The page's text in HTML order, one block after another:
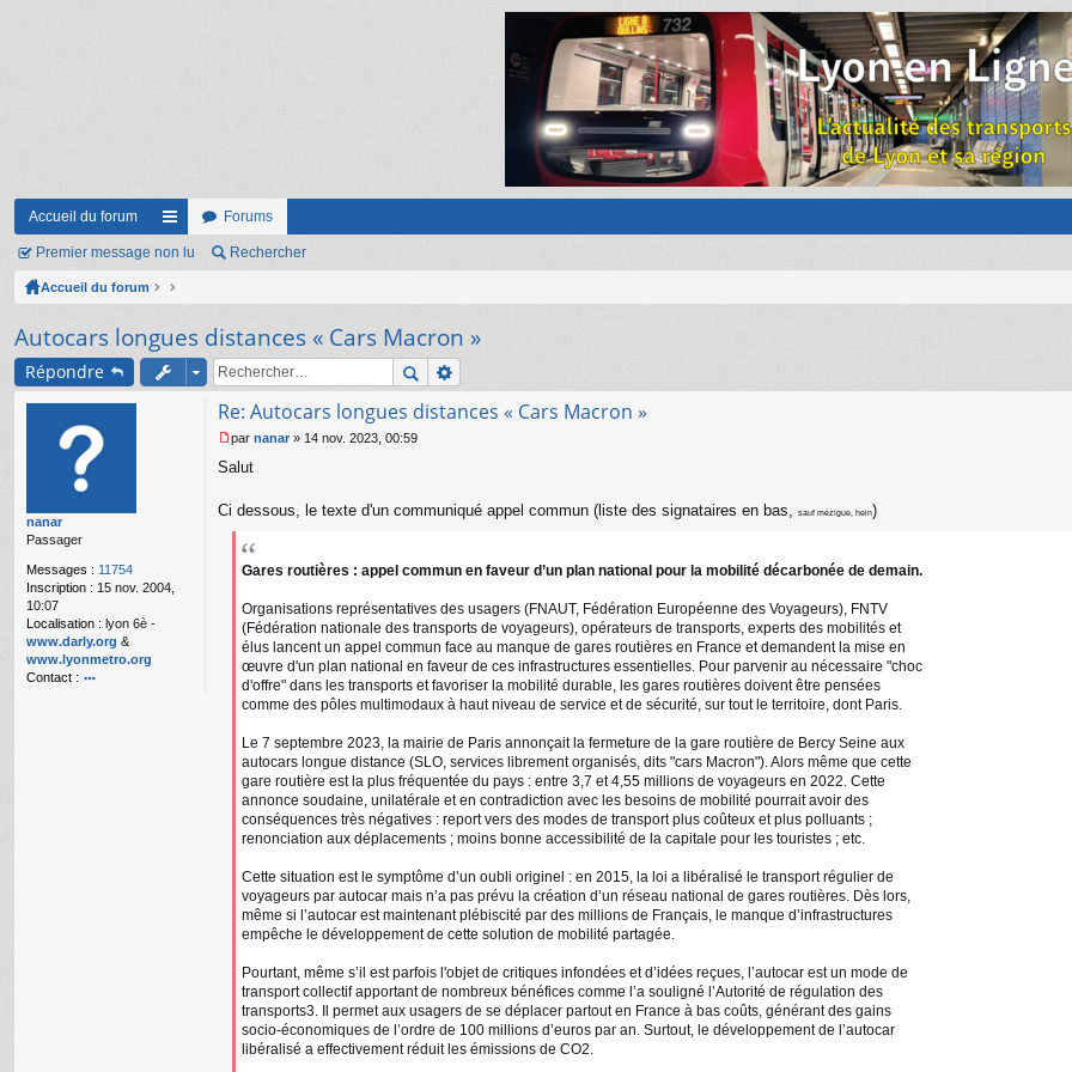
Accueil du forum
ac
co
ci
s
Forums
Premier message non lu Rechercher
Accueil du forum
Autocars longues distances « Cars Macron »
Répondre
nanar
Passager
Messages : 11754
Inscription : 15 nov. 2004,
10:07
Localisation : lyon 6è -
www.darly.org &
www.lyonmetro.org
Contact :
Re: Autocars longues distances « Cars Macron »
e
par nanar » 14 nov. 2023, 00:59
Salut
Ci dessous, le texte d'un communiqué appel commun (liste des signataires en bas, sauf mézigue, hein)
Gares routières : appel commun en faveur d’un plan national pour la mobilité décarbonée de demain.
Organisations représentatives des usagers (FNAUT, Fédération Européenne des Voyageurs), FNTV
(Fédération nationale des transports de voyageurs), opérateurs de transports, experts des mobilités et
élus lancent un appel commun face au manque de gares routières en France et demandent la mise en
œuvre d'un plan national en faveur de ces infrastructures essentielles. Pour parvenir au nécessaire "choc
d'offre" dans les transports et favoriser la mobilité durable, les gares routières doivent être pensées
comme des pôles multimodaux à haut niveau de service et de sécurité, sur tout le territoire, dont Paris.
Le 7 septembre 2023, la mairie de Paris annonçait la fermeture de la gare routière de Bercy Seine aux
autocars longue distance (SLO, services librement organisés, dits "cars Macron"). Alors même que cette
gare routière est la plus fréquentée du pays : entre 3,7 et 4,55 millions de voyageurs en 2022. Cette
annonce soudaine, unilatérale et en contradiction avec les besoins de mobilité pourrait avoir des
conséquences très négatives : report vers des modes de transport plus coûteux et plus polluants ;
renonciation aux déplacements ; moins bonne accessibilité de la capitale pour les touristes ; etc.
Cette situation est le symptôme d’un oubli originel : en 2015, la loi a libéralisé le transport régulier de
voyageurs par autocar mais n’a pas prévu la création d’un réseau national de gares routières. Dès lors,
même si l’autocar est maintenant plébiscité par des millions de Français, le manque d’infrastructures
empêche le développement de cette solution de mobilité partagée.
Pourtant, même s’il est parfois l'objet de critiques infondées et d’idées reçues, l’autocar est un mode de
transport collectif apportant de nombreux bénéfices comme l’a souligné l’Autorité de régulation des
transports3. Il permet aux usagers de se déplacer partout en France à bas coûts, générant des gains
socio-économiques de l’ordre de 100 millions d’euros par an. Surtout, le développement de l’autocar
libéralisé a effectivement réduit les émissions de CO2.